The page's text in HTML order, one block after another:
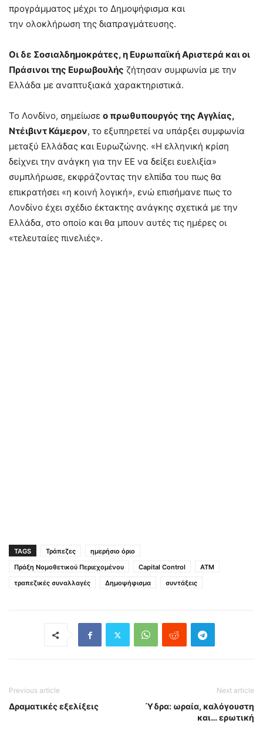
προγράμματος μέχρι το Δημοψήφισμα και
την ολοκλήρωση της διαπραγμάτευσης.
Οι δε Σοσιαλδημοκράτες, η Ευρωπαϊκή Αριστερά και οι
Πράσινοι της Ευρωβουλής ζήτησαν συμφωνία με την
Ελλάδα με αναπτυξιακά χαρακτηριστικά.
Το Λονδίνο, σημείωσε ο πρωθυπουργός της Αγγλίας,
Ντέιβιντ Κάμερον, το εξυπηρετεί να υπάρξει συμφωνία
μεταξύ Ελλάδας και Ευρωζώνης. «Η ελληνική κρίση
δείχνει την ανάγκη για την ΕΕ να δείξει ευελιξία»
συμπλήρωσε, εκφράζοντας την ελπίδα του πως θα
επικρατήσει «η κοινή λογική», ενώ επισήμανε πως το
Λονδίνο έχει σχέδιο έκτακτης ανάγκης σχετικά με την
Ελλάδα, στο οποίο και θα μπουν αυτές τις ημέρες οι
«τελευταίες πινελιές».
TAGS Τράπεζες
ημερήσιο όριο
Πράξη Νομοθετικού Περιεχομένου
Capital Control
ATM
τραπεζικές συναλλαγές
Δημοψήφισμα συντάξεις
Previous article
Δραματικές εξελίξεις
Next article
Ύδρα: ωραία, καλόγουστη
και… ερωτική